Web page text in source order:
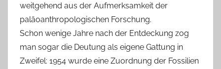
weitgehend aus der Aufmerksamkeit der
paläoanthropologischen Forschung.
Schon wenige Jahre nach der Entdeckung zog
man sogar die Deutung als eigene Gattung in
Zweifel: 1954 wurde eine Zuordnung der Fossilien